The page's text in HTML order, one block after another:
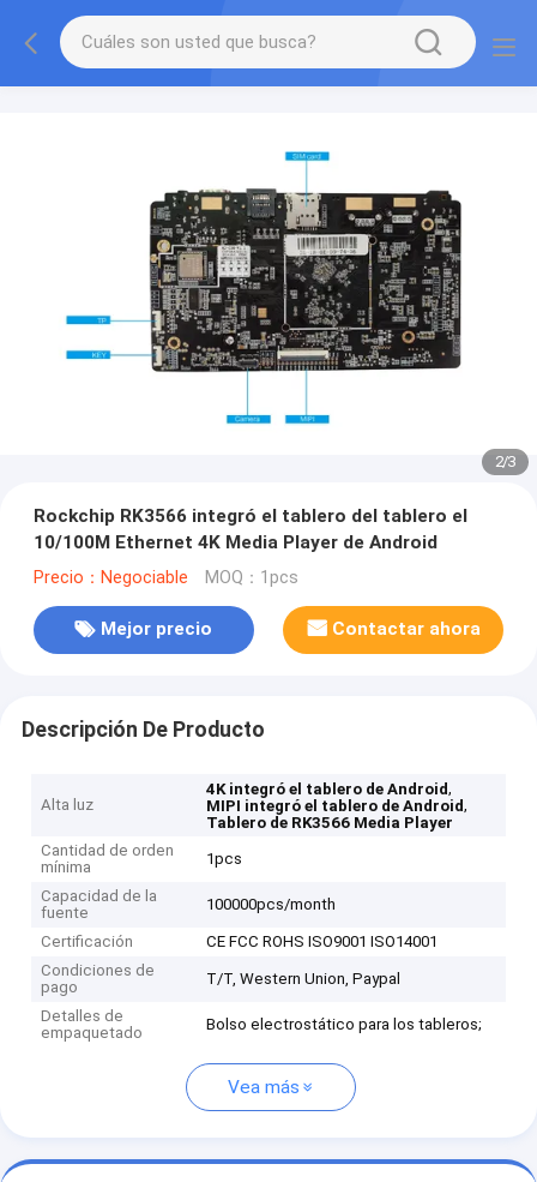
2/3
Rockchip RK3566 integró el tablero del tablero el
10/100M Ethernet 4K Media Player de Android
Precio：Negociable MOQ：1pcs
Mejor precio Contactar ahora
Descripción De Producto
Alta luz
4K integró el tablero de Android,
MIPI integró el tablero de Android,
Tablero de RK3566 Media Player
Cantidad de orden
mínima
1pcs
Capacidad de la
fuente
100000pcs/month
Certificación
CE FCC ROHS ISO9001 ISO14001
Condiciones de
pago
T/T, Western Union, Paypal
Detalles de
empaquetado
Bolso electrostático para los tableros;
Vea más